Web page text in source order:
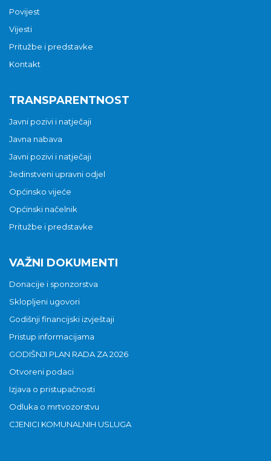
Povijest
Vijesti
Pritužbe i predstavke
Kontakt
TRANSPARENTNOST
Javni pozivi i natječaji
Javna nabava
Javni pozivi i natječaji
Jedinstveni upravni odjel
Općinsko vijeće
Općinski načelnik
Pritužbe i predstavke
VAŽNI DOKUMENTI
Donacije i sponzorstva
Sklopljeni ugovori
Godišnji financijski izvještaji
Pristup informacijama
GODIŠNJI PLAN RADA ZA 2026
Otvoreni podaci
Izjava o pristupačnosti
Odluka o mrtvozorstvu
CJENICI KOMUNALNIH USLUGA